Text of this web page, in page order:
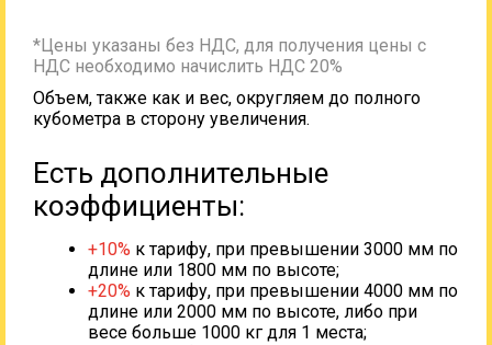
*Цены указаны без НДС, для получения цены с
НДС необходимо начислить НДС 20%
Объем, также как и вес, округляем до полного
кубометра в сторону увеличения.
Есть дополнительные
коэффициенты:
+10% к тарифу, при превышении 3000 мм по
длине или 1800 мм по высоте;
+20% к тарифу, при превышении 4000 мм по
длине или 2000 мм по высоте, либо при
весе больше 1000 кг для 1 места;